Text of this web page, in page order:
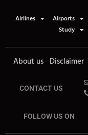
Airlines Airports
Study
About us Disclaimer
CONTACT US
FOLLOW US ON